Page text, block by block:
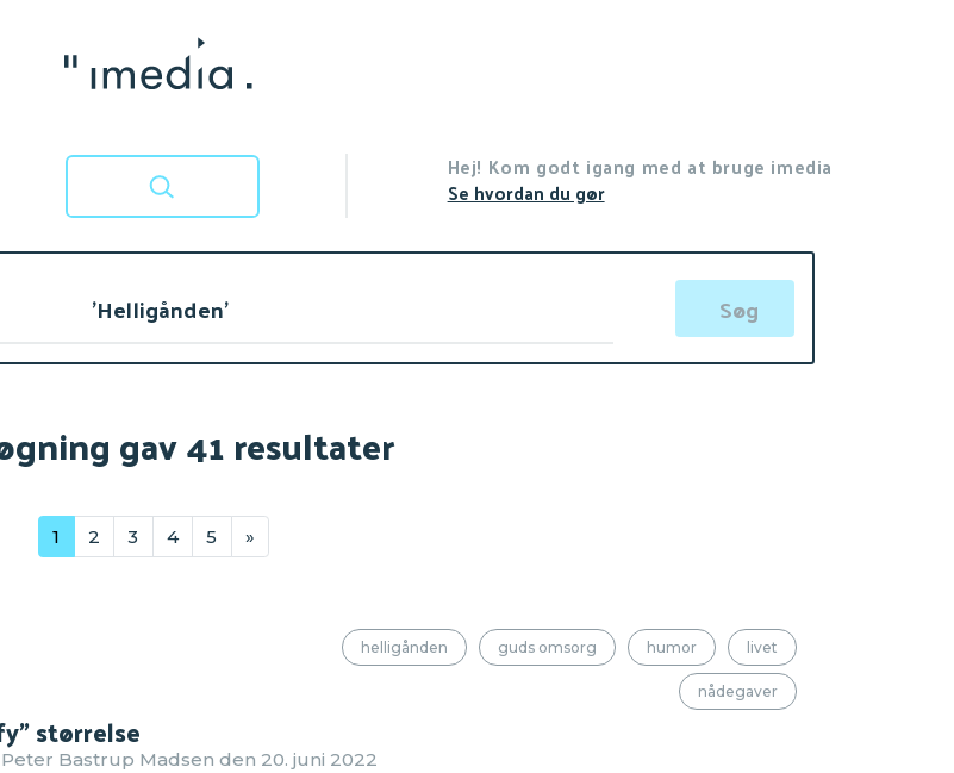
Søg
Hej! Kom godt igang med at bruge imedia
Se hvordan du gør
gav 41 resultater
1 2 3 4 5 »
helligånden guds omsorg humor livet
nådegaver
størrelse
Bastrup Madsen den 20. juni 2022